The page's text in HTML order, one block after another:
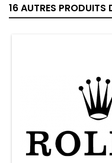
16 AUTRES PRODUITS